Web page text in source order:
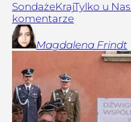
SondażeKrajTylko u Nas
komentarze
Magdalena Frindt